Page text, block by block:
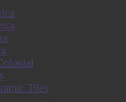
Tiles